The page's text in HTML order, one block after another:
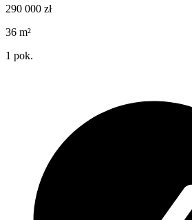
290 000 zł
36 m²
1 pok.